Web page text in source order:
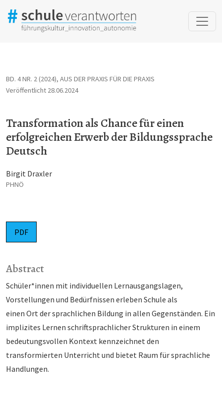
BD. 4 NR. 2 (2024), AUS DER PRAXIS FÜR DIE PRAXIS
Transformation als Chance für einen
erfolgreichen Erwerb der Bildungssprache
Deutsch
Veröffentlicht 28.06.2024
Birgit Draxler
PHNÖ
PDF
Abstract
Schüler*innen mit individuellen Lernausgangslagen,
Vorstellungen und Bedürfnissen erleben Schule als
einen Ort der sprachlichen Bildung in allen Gegenständen. Ein
implizites Lernen schriftsprachlicher Strukturen in einem
bedeutungsvollen Kontext kennzeichnet den
transformierten Unterricht und bietet Raum für sprachliche
Handlungen.